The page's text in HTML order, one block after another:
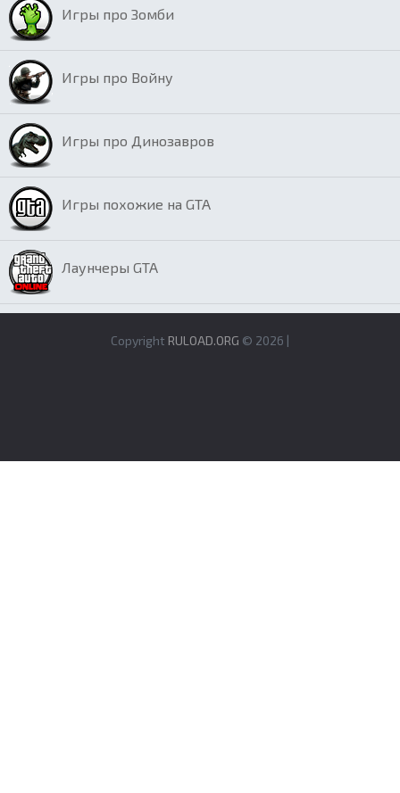
Игры про Зомби
Игры про Войну
Игры про Динозавров
Игры похожие на GTA
Лаунчеры GTA
Copyright RULOAD.ORG © 2026 |